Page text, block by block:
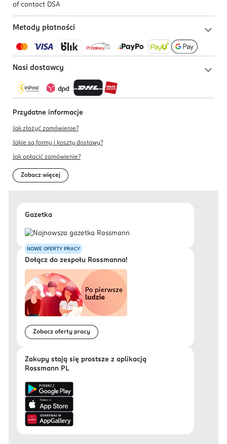
of contact DSA
Metody płatności
Nasi dostawcy
Przydatne informacje
Jak złożyć zamówienie?
Jakie są formy i koszty dostawy?
Jak opłacić zamówienie?
Zobacz więcej
Gazetka
NOWE OFERTY PRACY
Dołącz do zespołu Rossmanna!
Zobacz oferty pracy
Zakupy stają się prostsze z aplikacją
Rossmann PL